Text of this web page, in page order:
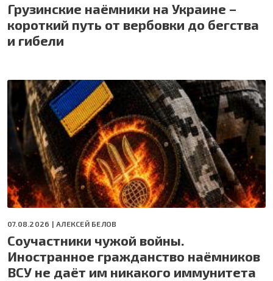
Грузинские наёмники на Украине –
короткий путь от вербовки до бегства
и гибели
07.08.2026 |АЛЕКСЕЙ БЕЛОВ
Соучастники чужой войны.
Иностранное гражданство наёмников
ВСУ не даёт им никакого иммунитета